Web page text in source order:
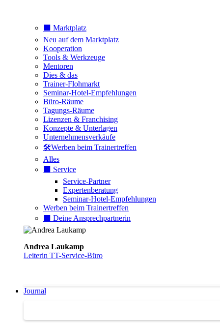
⬛️ Marktplatz
Neu auf dem Marktplatz
Kooperation
Tools & Werkzeuge
Mentoren
Dies & das
Trainer-Flohmarkt
Seminar-Hotel-Empfehlungen
Büro-Räume
Tagungs-Räume
Lizenzen & Franchising
Konzepte & Unterlagen
Unternehmensverkäufe
🛠️Werben beim Trainertreffen
Alles
⬛️ Service
Service-Partner
Expertenberatung
Seminar-Hotel-Empfehlungen
Werben beim Trainertreffen
⬛️ Deine Ansprechpartnerin
Andrea Laukamp
Leiterin TT-Service-Büro
Journal